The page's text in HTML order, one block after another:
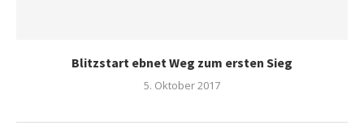
Blitzstart ebnet Weg zum ersten Sieg
5. Oktober 2017